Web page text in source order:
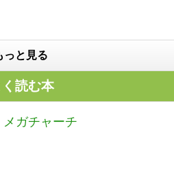
っと見る
読む本
メガチャーチ